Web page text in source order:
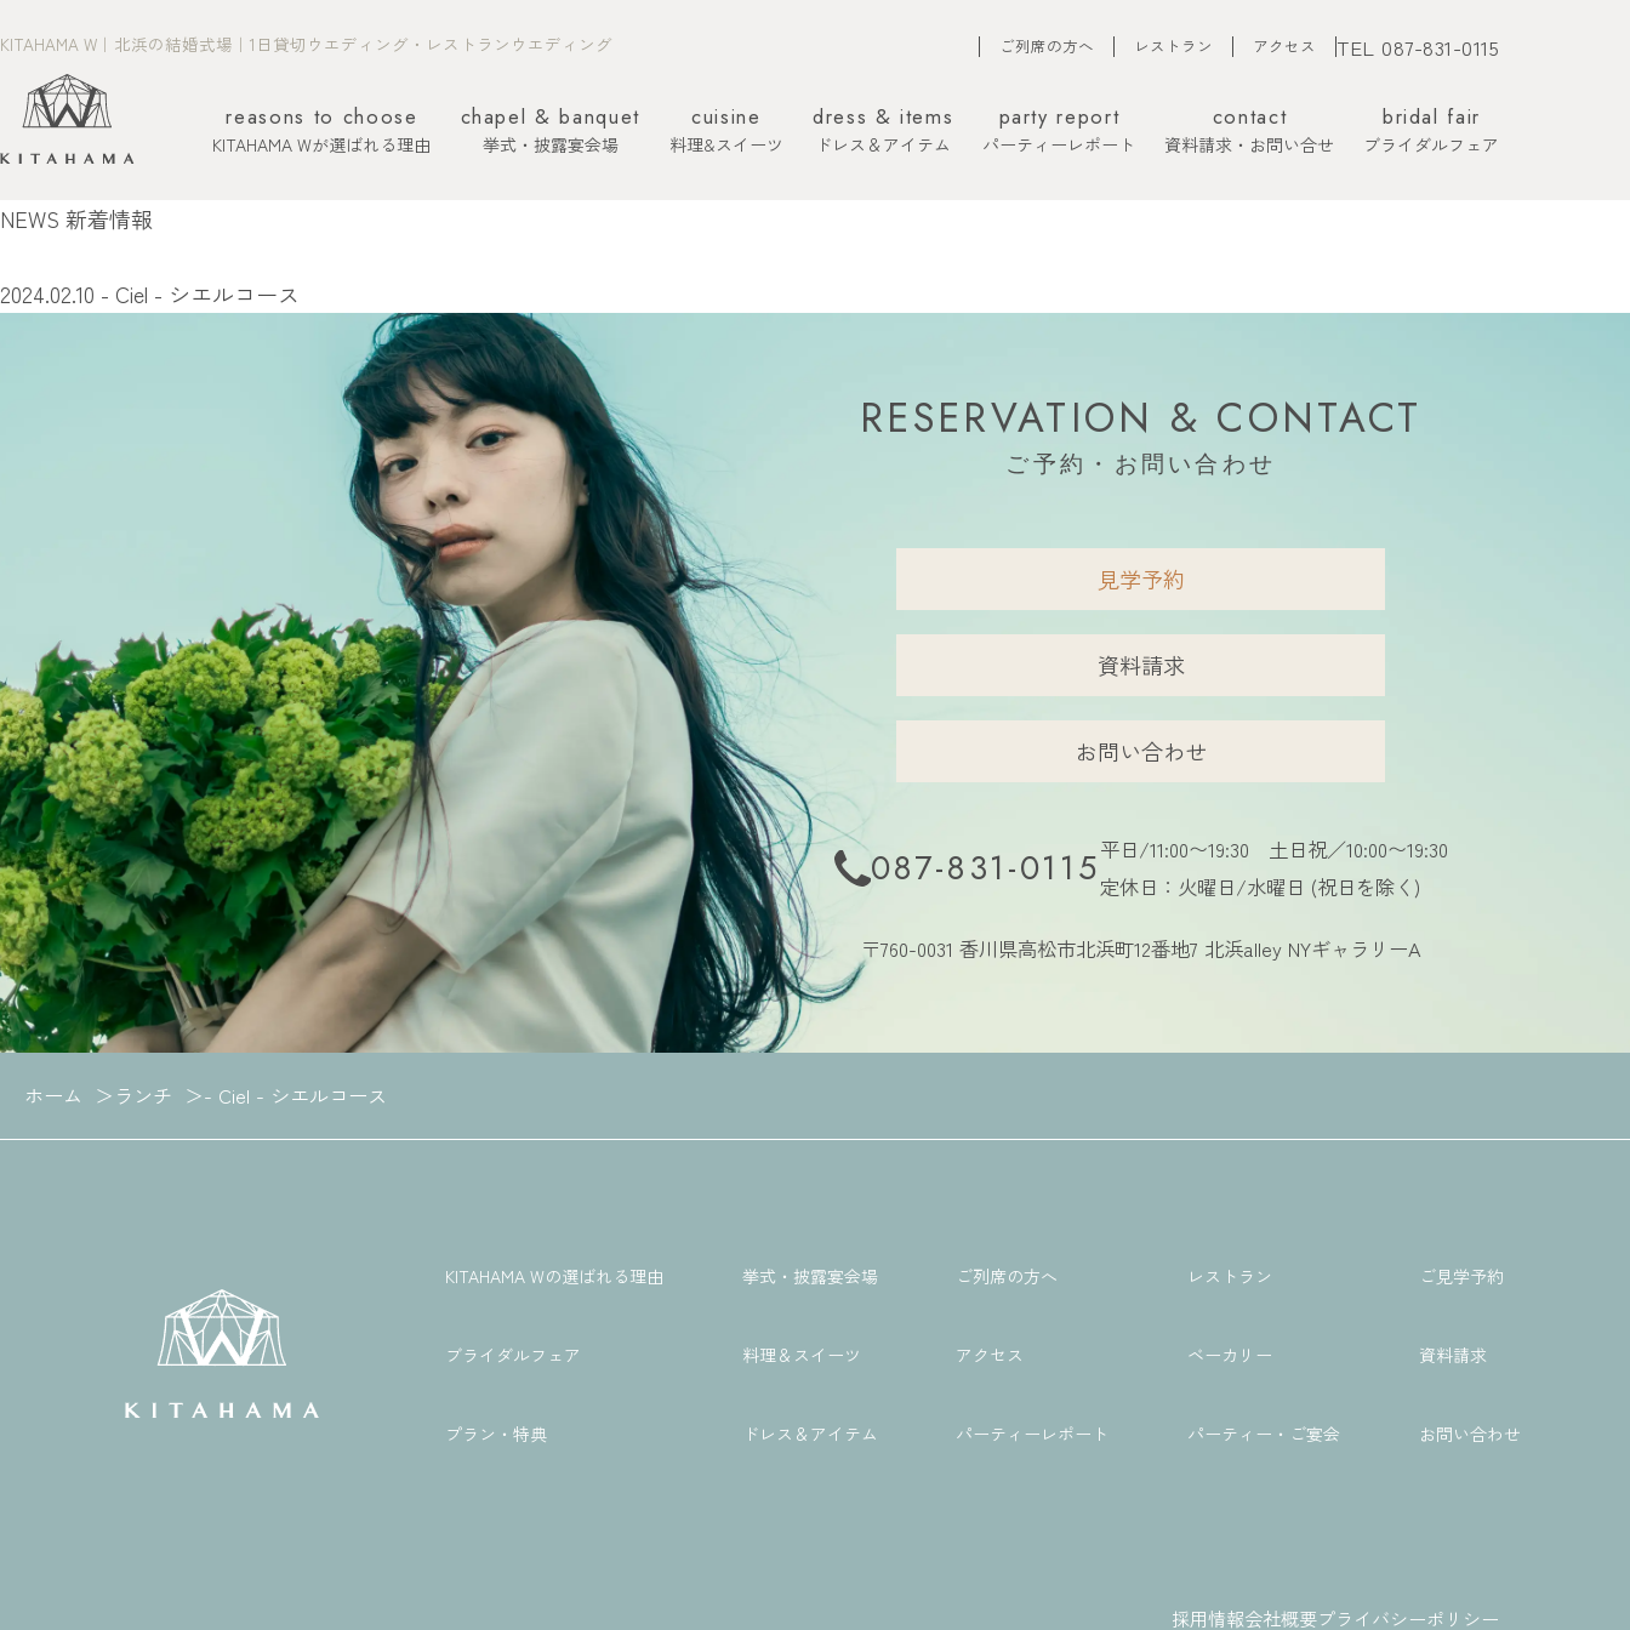
KITAHAMA W｜北浜の結婚式場｜1日貸切ウエディング・レストランウエディング ご列席の方へ レストラン アクセス TEL 087-831-0115
reasons to choose
KITAHAMA Wが選ばれる理由
chapel & banquet
挙式・披露宴会場
cuisine
料理&スイーツ
dress & items
ドレス＆アイテム
party report
パーティーレポート
contact
資料請求・お問い合せ
bridal fair
ブライダルフェア
NEWS 新着情報
2024.02.10 - Ciel - シエルコース
RESERVATION & CONTACT
ご予約・お問い合わせ
見学予約
資料請求
お問い合わせ
087-831-0115平日/11:00〜19:30 土日祝／10:00〜19:30
定休日：火曜日/水曜日 (祝日を除く)
〒760-0031 香川県高松市北浜町12番地7 北浜alley NYギャラリーA
ホーム ランチ - Ciel - シエルコース
KITAHAMA Wの選ばれる理由
ブライダルフェア
プラン・特典
挙式・披露宴会場
料理＆スイーツ
ドレス＆アイテム
ご列席の方へ
アクセス
パーティーレポート
レストラン
ベーカリー
パーティー・ご宴会
ご見学予約
資料請求
お問い合わせ
採用情報会社概要プライバシーポリシー